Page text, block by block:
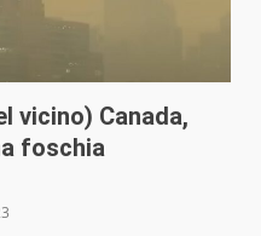
vicino) Canada,
foschia